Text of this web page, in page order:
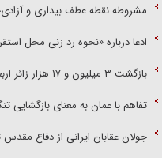
مشروطه نقطه عطف بیداری و
ادعا درباره «نحوه رد زنی محل
بازگشت ۳ میلیون و ۱۷ هزار زائر اربعین به کشور
تفاهم با عمان به معنای بازگشایی
جولان عقابان ایرانی از دفاع مقدس